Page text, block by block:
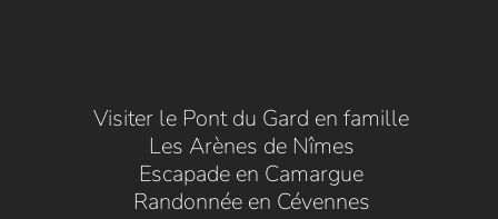
Visiter le Pont du Gard en famille
Les Arènes de Nîmes
Escapade en Camargue
Randonnée en Cévennes